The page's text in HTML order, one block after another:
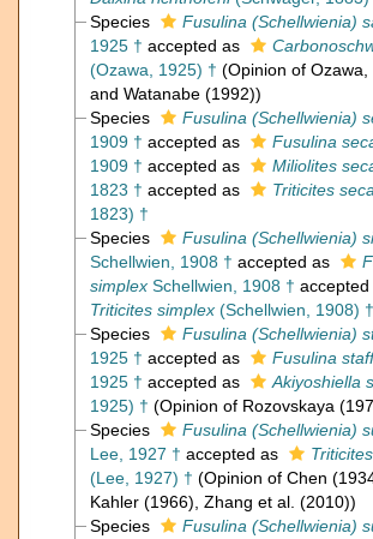
Species
Fusulina (Schellwienia)
1925 † accepted as
(Ozawa, 1925) † (Opinion of Ozawa,
and Watanabe (1992))
Species
Fusulina (Schellwienia)
1909 † accepted as Fusulina
1909 † accepted as Miliolites
1823 † accepted as Triticites
1823) †
Species
Fusulina (Schellwienia)
Schellwien, 1908 † accepted as
simplexSchellwien, 1908 † accepted
Triticites simplex(Schellwien, 1908) †
Species
Fusulina (Schellwienia)
1925 † accepted as Fusulina
1925 † accepted as Akiyoshiella
1925) † (Opinion of Rozovskaya
Species
Fusulina (Schellwienia)
Lee, 1927 † accepted as
(Lee, 1927) † (Opinion of Chen
Kahler (1966), Zhang et al. (2010))
Species
Fusulina (Schellwienia)